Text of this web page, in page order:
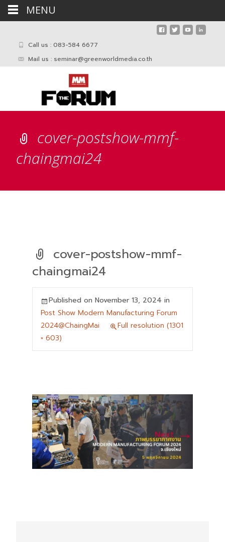
Call us : 083-584 6677
Mail us : seminar@greenworldmedia.co.th
cover-postshow-mmf-
chaingmai24
cover-postshow-mmf-
chaingmai24
Published on November 13, 2024 in
Post Show Modern Manufacturing Forum
2024@ChaingMai
Full resolution (1301
× 603)
Next→
MENU